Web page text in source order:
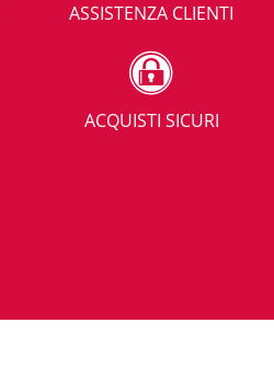
ASSISTENZA CLIENTI
ACQUISTI SICURI